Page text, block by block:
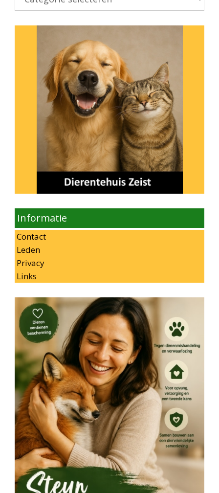
onderwerp
Informatie
Contact
Leden
Privacy
Links